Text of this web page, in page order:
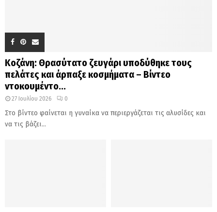
Κοζάνη: Θρασύτατο ζευγάρι υποδύθηκε τους
πελάτες και άρπαξε κοσμήματα – Βίντεο
ντοκουμέντο...
27 Ιουλίου 2026 0
Στο βίντεο φαίνεται η γυναίκα να περιεργάζεται τις αλυσίδες και
να τις βάζει...